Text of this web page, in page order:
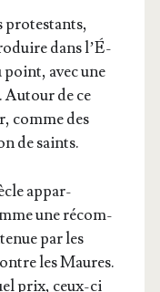
pro­tes­tants,
dans l’É­
point, avec une
Autour de ce
comme des
de saints.
appar­
une récom­
par les
les Maures.
prix, ceux-ci